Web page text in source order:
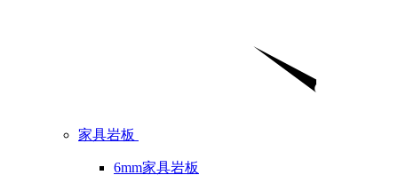
家具岩板
6mm家具岩板